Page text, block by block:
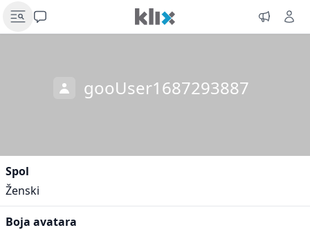
gooUser1687293887
Spol
Ženski
Boja avatara